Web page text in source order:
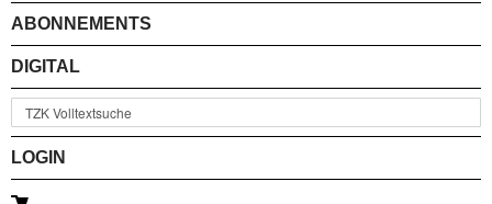
ABONNEMENTS
DIGITAL
LOGIN